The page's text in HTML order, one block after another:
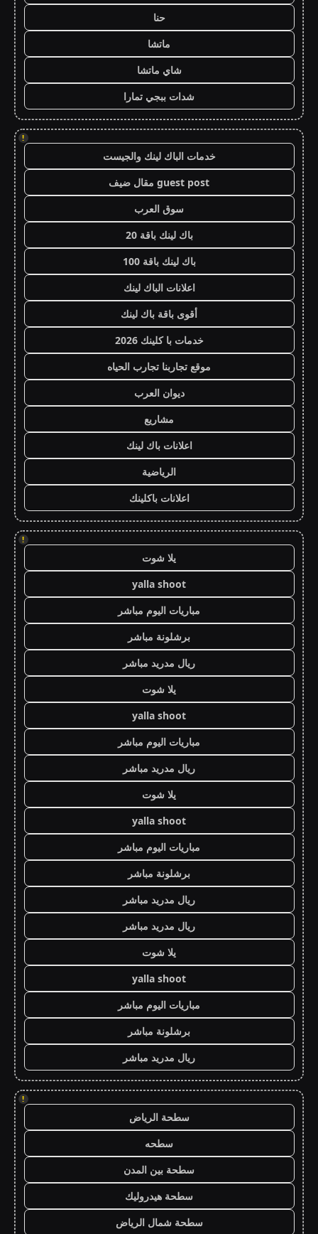
حنا
ماتشا
شاي ماتشا
شدات ببجي تمارا
!
خدمات الباك لينك والجيست
guest post مقال ضيف
سوق العرب
باك لينك باقة 20
باك لينك باقة 100
اعلانات الباك لينك
أقوى باقة باك لينك
خدمات با كلينك 2026
موقع تجاربنا تجارب الحياه
ديوان العرب
مشاريع
اعلانات باك لينك
الرياضية
اعلانات باكلينك
!
يلا شوت
yalla shoot
مباريات اليوم مباشر
برشلونة مباشر
ريال مدريد مباشر
يلا شوت
yalla shoot
مباريات اليوم مباشر
ريال مدريد مباشر
يلا شوت
yalla shoot
مباريات اليوم مباشر
برشلونة مباشر
ريال مدريد مباشر
ريال مدريد مباشر
يلا شوت
yalla shoot
مباريات اليوم مباشر
برشلونة مباشر
ريال مدريد مباشر
!
سطحة الرياض
سطحه
سطحة بين المدن
سطحة هيدروليك
سطحة شمال الرياض